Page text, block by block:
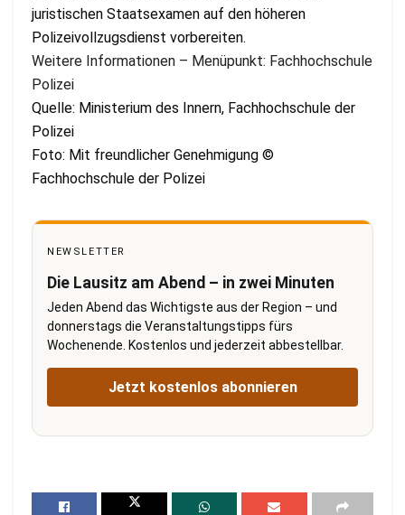
juristischen Staatsexamen auf den höheren
Polizeivollzugsdienst vorbereiten.
Weitere Informationen – Menüpunkt: Fachhochschule
Polizei
Quelle: Ministerium des Innern, Fachhochschule der
Polizei
Foto: Mit freundlicher Genehmigung ©
Fachhochschule der Polizei
NEWSLETTER
Die Lausitz am Abend – in zwei Minuten
Jeden Abend das Wichtigste aus der Region – und
donnerstags die Veranstaltungstipps fürs
Wochenende. Kostenlos und jederzeit abbestellbar.
Jetzt kostenlos abonnieren